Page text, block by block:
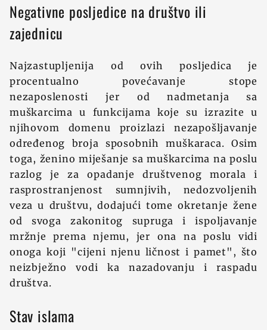
Negativne posljedice na društvo ili
zajednicu
Najzastupljenija od ovih posljedica je
procentualno povećavanje stope
nezaposlenosti jer od nadmetanja sa
muškarcima u funkcijama koje su izrazite u
njihovom domenu proizlazi nezapošljavanje
određenog broja sposobnih muškaraca. Osim
toga, ženino miješanje sa muškarcima na poslu
razlog je za opadanje društvenog morala i
rasprostranjenost sumnjivih, nedozvoljenih
veza u društvu, dodajući tome okretanje žene
od svoga zakonitog supruga i ispoljavanje
mržnje prema njemu, jer ona na poslu vidi
onoga koji "cijeni njenu ličnost i pamet", što
neizbježno vodi ka nazadovanju i raspadu
društva.
Stav islama